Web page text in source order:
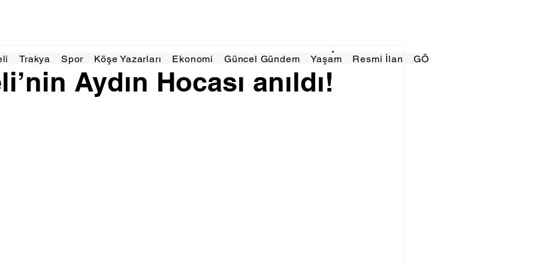
Trakya Spor Köşe Yazarları Ekonomi Güncel Gündem Yaşam Resmi İlan GÖRÜNÜMTV
Aydın Hocası anıldı!
1 dakikada okunur